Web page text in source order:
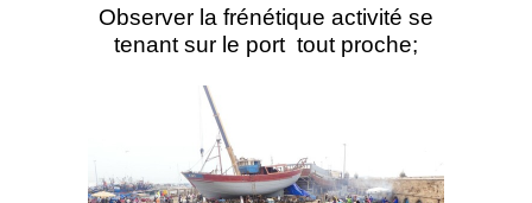
Observer la frénétique activité se
tenant sur le port tout proche;